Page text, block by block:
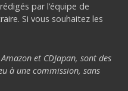
par l’équipe de
Si vous souhaitez les
et CDJapan, sont des
à une commission, sans